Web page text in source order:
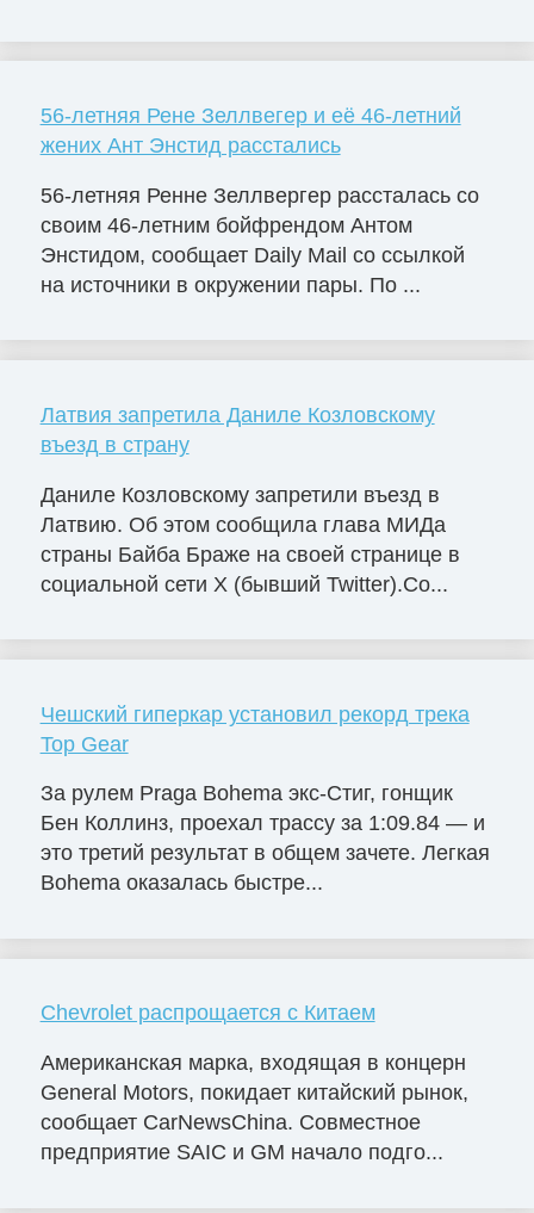
56-летняя Рене Зеллвегер и её 46-летний
жених Ант Энстид расстались
56-летняя Ренне Зеллвергер рассталась со
своим 46-летним бойфрендом Антом
Энстидом, сообщает Daily Mail со ссылкой
на источники в окружении пары. По ...
Латвия запретила Даниле Козловскому
въезд в страну
Даниле Козловскому запретили въезд в
Латвию. Об этом сообщила глава МИДа
страны Байба Браже на своей странице в
социальной сети X (бывший Twitter).Со...
Чешский гиперкар установил рекорд трека
Top Gear
За рулем Praga Bohema экс-Стиг, гонщик
Бен Коллинз, проехал трассу за 1:09.84 — и
это третий результат в общем зачете. Легкая
Bohema оказалась быстре...
Chevrolet распрощается с Китаем
Американская марка, входящая в концерн
General Motors, покидает китайский рынок,
сообщает CarNewsChina. Совместное
предприятие SAIC и GM начало подго...